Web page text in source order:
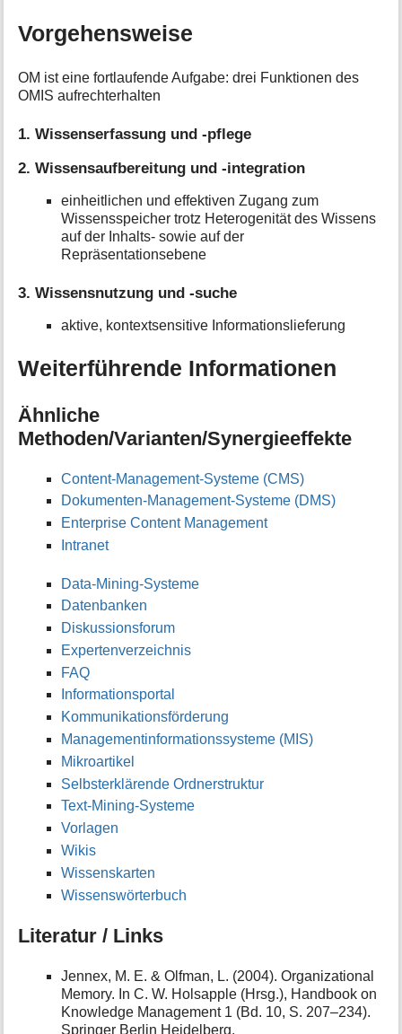
Vorgehensweise
OM ist eine fortlaufende Aufgabe: drei Funktionen des
OMIS aufrechterhalten
1. Wissenserfassung und -pflege
2. Wissensaufbereitung und -integration
einheitlichen und effektiven Zugang zum
Wissensspeicher trotz Heterogenität des Wissens
auf der Inhalts- sowie auf der
Repräsentationsebene
3. Wissensnutzung und -suche
aktive, kontextsensitive Informationslieferung
Weiterführende Informationen
Ähnliche
Methoden/Varianten/Synergieeffekte
Content-Management-Systeme (CMS)
Dokumenten-Management-Systeme (DMS)
Enterprise Content Management
Intranet
Data-Mining-Systeme
Datenbanken
Diskussionsforum
Expertenverzeichnis
FAQ
Informationsportal
Kommunikationsförderung
Managementinformationssysteme (MIS)
Mikroartikel
Selbsterklärende Ordnerstruktur
Text-Mining-Systeme
Vorlagen
Wikis
Wissenskarten
Wissenswörterbuch
Literatur / Links
Jennex, M. E. & Olfman, L. (2004). Organizational
Memory. In C. W. Holsapple (Hrsg.), Handbook on
Knowledge Management 1 (Bd. 10, S. 207–234).
Springer Berlin Heidelberg.